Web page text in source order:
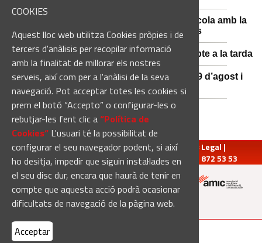
COOKIES
Aquest lloc web utilitza Cookies pròpies i de
tercers d'anàlisis per recopilar informació
amb la finalitat de millorar els nostres
serveis, així com per a l'anàlisi de la seva
navegació. Pot acceptar totes les cookies si
prem el botó “Accepto” o configurar-les o
rebutjar-les fent clic a“Política de
Cookies“ L'usuari té la possibilitat de
configurar el seu navegador podent, si així
ho desitja, impedir que siguin instal·lades en
el seu disc dur, encara que haurà de tenir en
compte que aquesta acció podrà ocasionar
dificultats de navegació de la pàgina web.
Acceptar
Sant Fruitós posa en valor el patrimoni agrícola amb la
restauració i exposició de peces històriques
Es manté la previsió de pluges fortes dissabte a la tarda
El 3x3 de bàsquet de Solsona s’avança al 29 d’agost i
estrena premis en metàl·lic
redaccio@manresadiari.cat|Qui som Avís Legal |
Pompeu Fabra, 7-13, 08240-Manresa | Tel.: 93 872 53 53
Altres mitjans del grup: